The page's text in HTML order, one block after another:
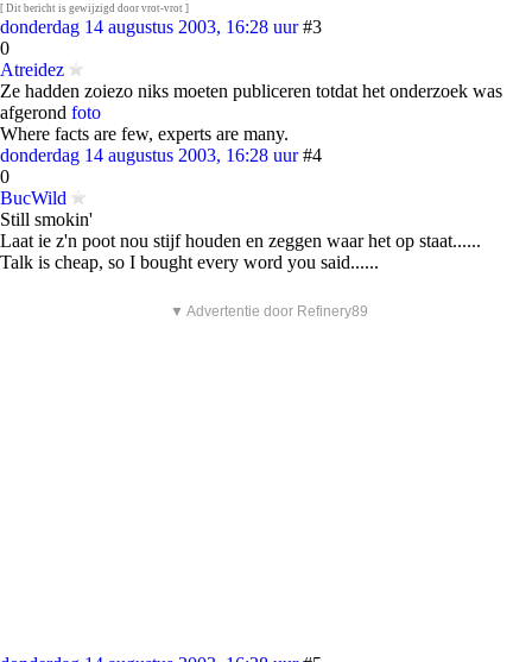
[ Dit bericht is gewijzigd door vrot-vrot ]
donderdag 14 augustus 2003, 16:28 uur #3
0
Atreidez
Ze hadden zoiezo niks moeten publiceren totdat het onderzoek was
afgerond foto
Where facts are few, experts are many.
donderdag 14 augustus 2003, 16:28 uur #4
0
BucWild
Still smokin'
Laat ie z'n poot nou stijf houden en zeggen waar het op staat......
Talk is cheap, so I bought every word you said......
▼ Advertentie door Refinery89